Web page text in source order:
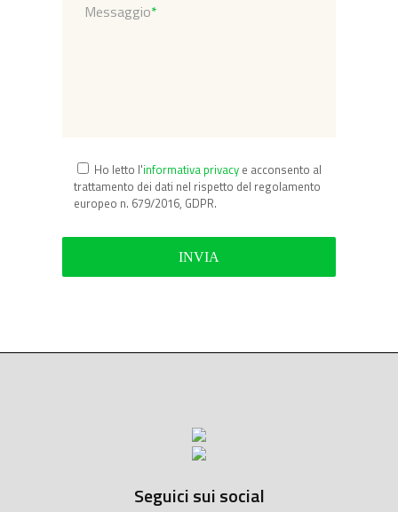
Messaggio*
Ho letto l'informativa privacye acconsento al
trattamento dei dati nel rispetto del regolamento
europeo n. 679/2016, GDPR.
Seguici sui social